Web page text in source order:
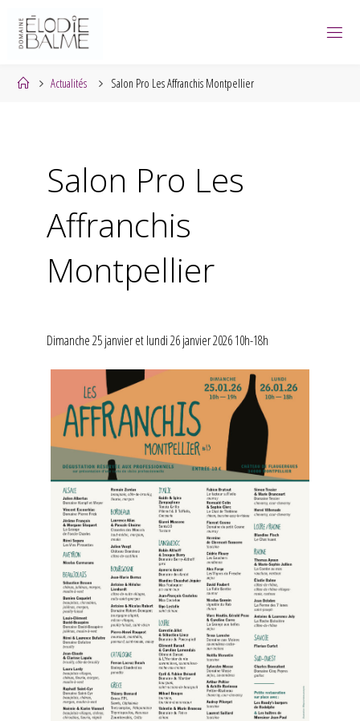
HomeActualités Salon Pro Les Affranchis Montpellier
Salon Pro Les
Affranchis
Montpellier
Dimanche 25 janvier et lundi 26 janvier 2026 10h-18h